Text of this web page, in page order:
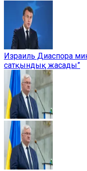
Израиль Диаспора
сатқындық жасады”